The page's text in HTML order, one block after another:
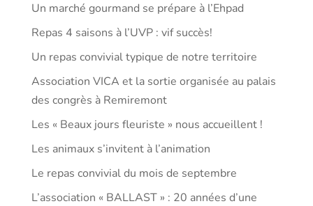
Un marché gourmand se prépare à l’Ehpad
Repas 4 saisons à l’UVP : vif succès!
Un repas convivial typique de notre territoire
Association VICA et la sortie organisée au palais
des congrès à Remiremont
Les « Beaux jours fleuriste » nous accueillent !
Les animaux s’invitent à l’animation
Le repas convivial du mois de septembre
L’association « BALLAST » : 20 années d’une